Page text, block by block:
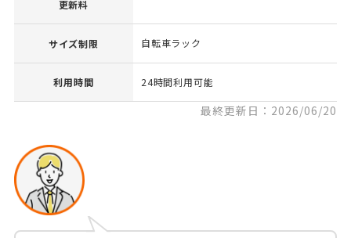
更新料
サイズ制限 自転車ラック
利用時間 24時間利用可能
最終更新日：2026/06/20